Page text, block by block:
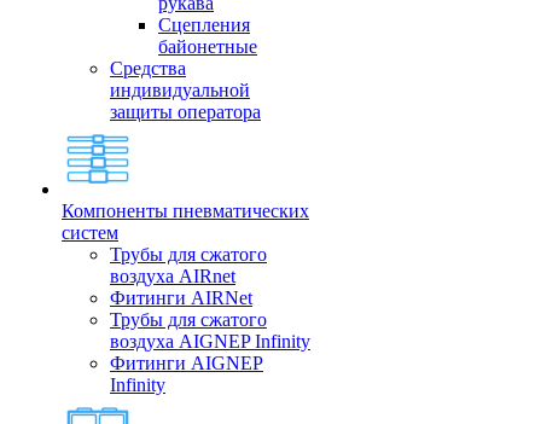
Сцепления
байонетные
Средства
индивидуальной
защиты оператора
Компоненты пневматических
систем
Трубы для сжатого
воздуха AIRnet
Фитинги AIRNet
Трубы для сжатого
воздуха AIGNEP Infinity
Фитинги AIGNEP
Infinity